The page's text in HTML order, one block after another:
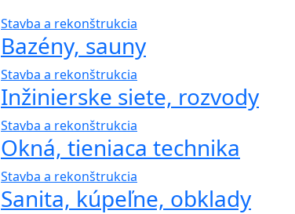
Stavba a rekonštrukcia
Bazény, sauny
Stavba a rekonštrukcia
Inžinierske siete, rozvody
Stavba a rekonštrukcia
Okná, tieniaca technika
Stavba a rekonštrukcia
Sanita, kúpeľne, obklady